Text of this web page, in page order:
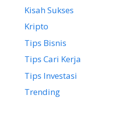
Kisah Sukses
Kripto
Tips Bisnis
Tips Cari Kerja
Tips Investasi
Trending